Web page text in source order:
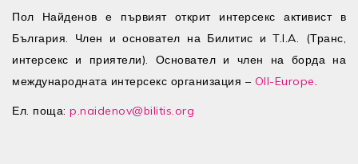
Пол Найденов е първият открит интерсекс активист в
България. Член и основател на Билитис и T.I.A. (Транс,
интерсекс и приятели). Основател и член на борда на
международната интерсекс организация – OII-Europe.
Ел. поща: p.naidenov@bilitis.org